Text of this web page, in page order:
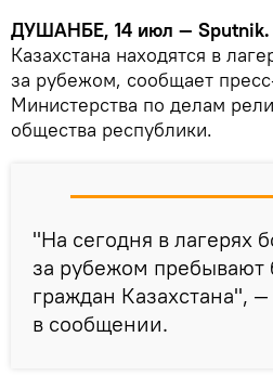
ДУШАНБЕ, 14 июл — Sputnik.
Казахстана находятся в
за рубежом, сообщает
Министерства по делам
общества республики.
"На сегодня в лагерях
за рубежом пребывают
граждан Казахстана", —
в сообщении.